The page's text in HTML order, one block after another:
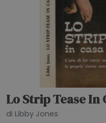
Lo Strip Tease In
di Libby Jones